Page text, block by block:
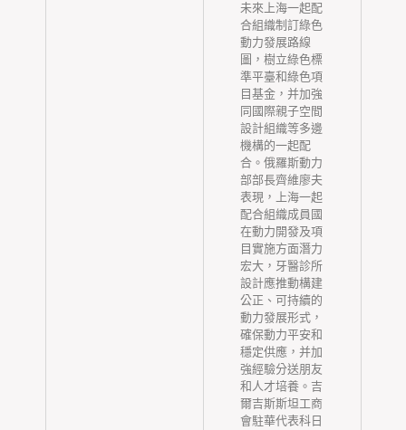
未來上海一起配
合組織制訂綠色
動力發展路線
圖，樹立綠色標
準平臺和綠色項
目基金，并加強
同國際親子空間
設計組織等多邊
機構的一起配
合。俄羅斯動力
部部長齊維廖夫
表現，上海一起
配合組織成員國
在動力開發及項
目實施方面潛力
宏大，牙醫診所
設計應推動構建
公正、可持續的
動力發展形式，
確保動力平安和
穩定供應，并加
強經驗分送朋友
和人才培養。吉
爾吉斯斯坦工商
會駐華代表科日